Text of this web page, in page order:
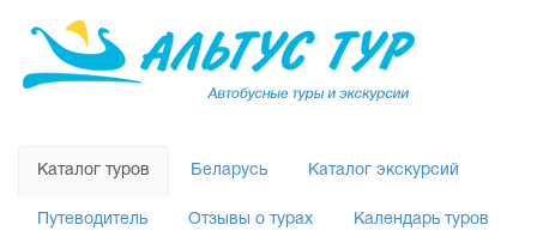
Каталог туров Беларусь Каталог экскурсий
Путеводитель Отзывы о турах Календарь туров